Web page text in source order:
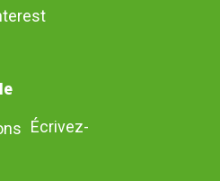
Écrivez-